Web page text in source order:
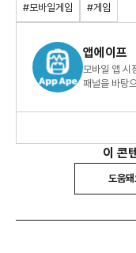
#모바일게임 #게임
앱에이프
모바일 앱 시
패널을 바탕
이 콘
도움